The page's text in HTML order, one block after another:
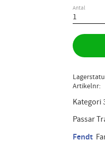
Antal
Artikelnr
Kategori
Passar
Fendt